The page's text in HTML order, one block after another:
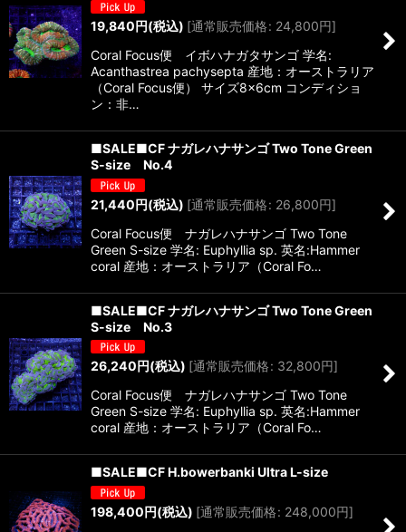
19,840円(税込) [通常販売価格: 24,800円]
Coral Focus便 イボハナガタサンゴ 学名:
Acanthastrea pachysepta 産地：オーストラリア
（Coral Focus便） サイズ8×6cm コンディショ
ン：非…
■SALE■CF ナガレハナサンゴ Two Tone Green
S-size No.4
21,440円(税込) [通常販売価格: 26,800円]
Coral Focus便 ナガレハナサンゴ Two Tone
Green S-size 学名: Euphyllia sp. 英名:Hammer
coral 産地：オーストラリア（Coral Fo…
■SALE■CF ナガレハナサンゴ Two Tone Green
S-size No.3
26,240円(税込) [通常販売価格: 32,800円]
Coral Focus便 ナガレハナサンゴ Two Tone
Green S-size 学名: Euphyllia sp. 英名:Hammer
coral 産地：オーストラリア（Coral Fo…
■SALE■CF H.bowerbanki Ultra L-size
198,400円(税込) [通常販売価格: 248,000円]